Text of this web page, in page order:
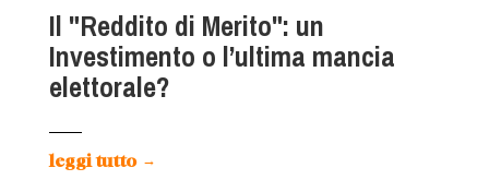
Il "Reddito di Merito": un
Investimento o l’ultima mancia
elettorale?
leggi tutto →